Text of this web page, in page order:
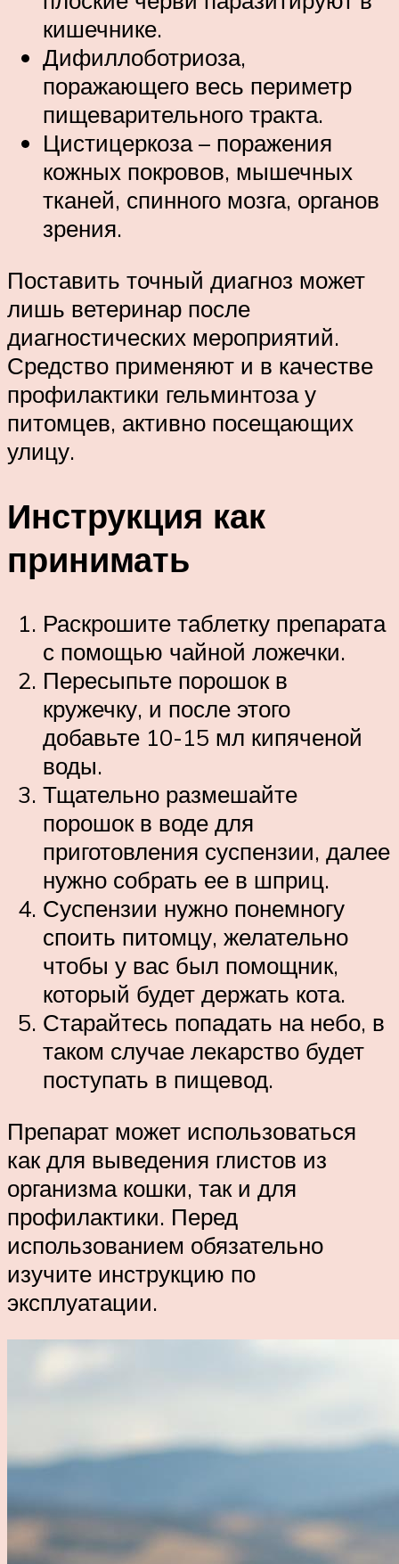
кишечнике.
Дифиллоботриоза,
поражающего весь периметр
пищеварительного тракта.
Цистицеркоза – поражения
кожных покровов, мышечных
тканей, спинного мозга, органов
зрения.
Поставить точный диагноз может
лишь ветеринар после
диагностических мероприятий.
Средство применяют и в качестве
профилактики гельминтоза у
питомцев, активно посещающих
улицу.
Инструкция как
принимать
Раскрошите таблетку препарата
с помощью чайной ложечки.
Пересыпьте порошок в
кружечку, и после этого
добавьте 10-15 мл кипяченой
воды.
Тщательно размешайте
порошок в воде для
приготовления суспензии, далее
нужно собрать ее в шприц.
Суспензии нужно понемногу
споить питомцу, желательно
чтобы у вас был помощник,
который будет держать кота.
Старайтесь попадать на небо, в
таком случае лекарство будет
поступать в пищевод.
Препарат может использоваться
как для выведения глистов из
организма кошки, так и для
профилактики. Перед
использованием обязательно
изучите инструкцию по
эксплуатации.